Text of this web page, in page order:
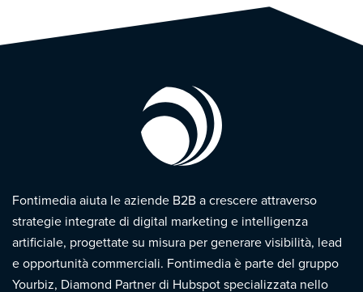
Fontimedia aiuta le aziende B2B a crescere attraverso
strategie integrate di digital marketing e intelligenza
artificiale, progettate su misura per generare visibilità, lead
e opportunità commerciali. Fontimedia è parte del gruppo
Yourbiz, Diamond Partner di Hubspot specializzata nello